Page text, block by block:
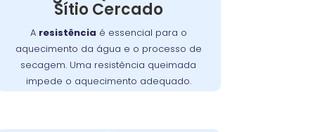
Sítio Cercado
A resistência é essencial para o
aquecimento da água e o processo de
secagem. Uma resistência queimada
impede o aquecimento adequado.
pode ocorrer por desgaste, sobrecarga
resistência é crucial para restabelecer a
função de secagem.